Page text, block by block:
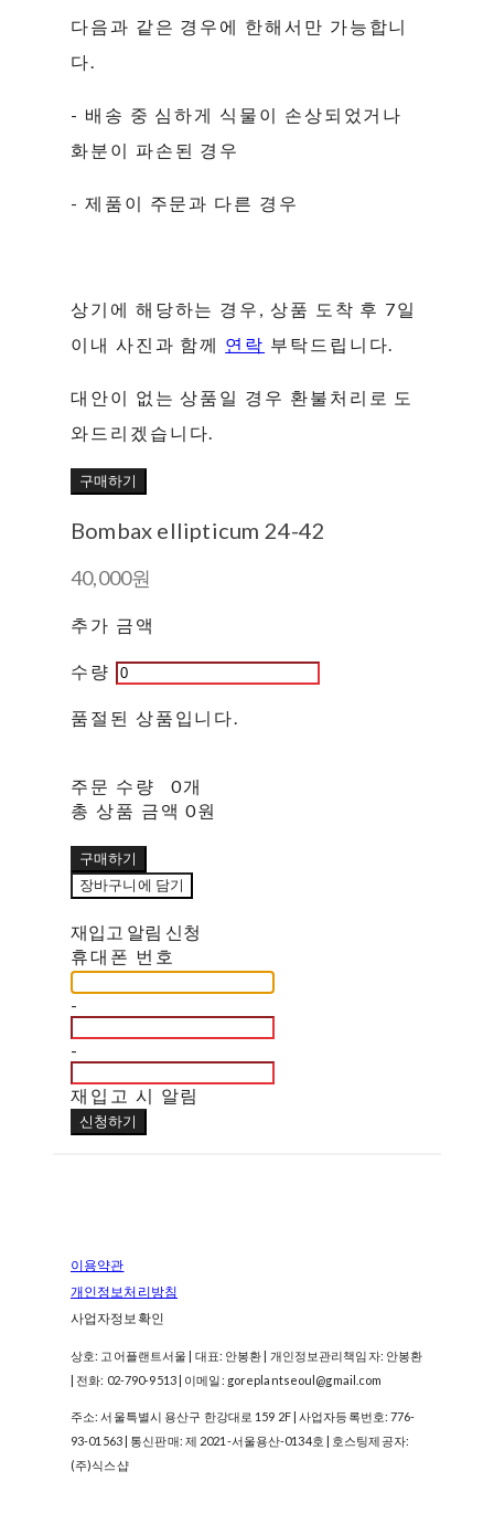
다음과 같은 경우에 한해서만 가능합니
다.
- 배송 중 심하게 식물이 손상되었거나
화분이 파손된 경우
- 제품이 주문과 다른 경우
상기에 해당하는 경우, 상품 도착 후 7일
이내 사진과 함께 연락 부탁드립니다.
대안이 없는 상품일 경우 환불처리로 도
와드리겠습니다.
구매하기
Bombax ellipticum 24-42
40,000원
추가 금액
수량
품절된 상품입니다.
주문 수량
0개
총 상품 금액 0원
구매하기
장바구니에 담기
재입고 알림 신청
휴대폰 번호
-
-
재입고 시 알림
신청하기
이용약관
개인정보처리방침
사업자정보확인
상호: 고어플랜트서울 | 대표: 안봉환 | 개인정보관리책임자: 안봉환
| 전화: 02-790-9513 | 이메일: goreplantseoul@gmail.com
주소: 서울특별시 용산구 한강대로 159 2F | 사업자등록번호:776-
93-01563| 통신판매: 제 2021-서울용산-0134호 | 호스팅제공자:
(주)식스샵